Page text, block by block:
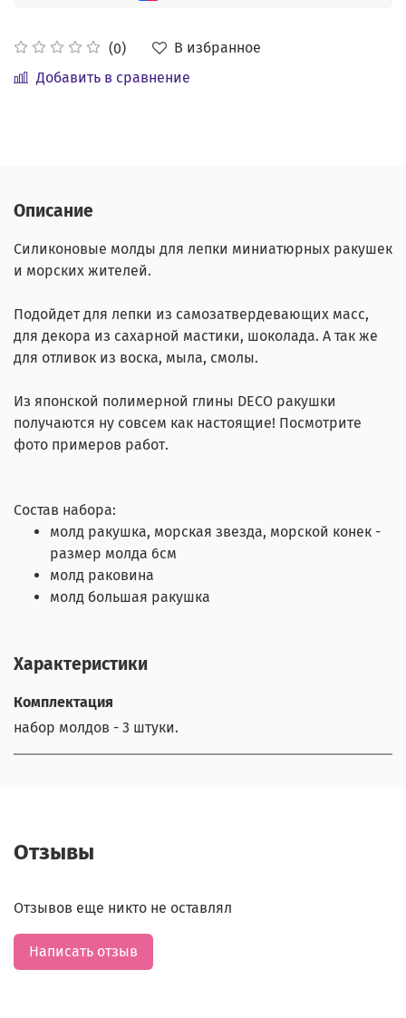
(0)
В избранное
Добавить в сравнение
Описание
Силиконовые молды для лепки миниатюрных ракушек
и морских жителей.
Подойдет для лепки из самозатвердевающих масс,
для декора из сахарной мастики, шоколада. А так же
для отливок из воска, мыла, смолы.
Из японской полимерной глины DECO ракушки
получаются ну совсем как настоящие! Посмотрите
фото примеров работ.
Состав набора:
молд ракушка, морская звезда, морской конек -
размер молда 6см
молд раковина
молд большая ракушка
Характеристики
Комплектация
набор молдов - 3 штуки.
Отзывы
Отзывов еще никто не оставлял
Написать отзыв